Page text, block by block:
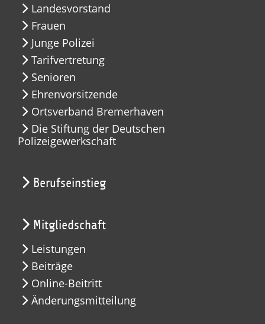
Landesvorstand
Frauen
Junge Polizei
Tarifvertretung
Senioren
Ehrenvorsitzende
Ortsverband Bremerhaven
Die Stiftung der Deutschen
Polizeigewerkschaft
Berufseinstieg
Mitgliedschaft
Leistungen
Beiträge
Online-Beitritt
Änderungsmitteilung